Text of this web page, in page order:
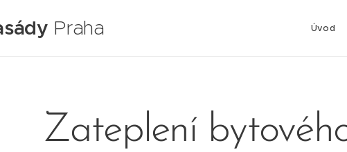
Praha Úvod
Zateplení